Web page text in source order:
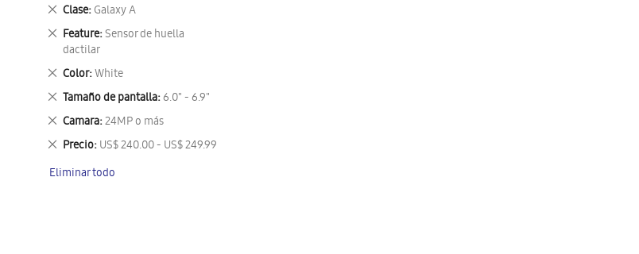
Clase Galaxy A
Eliminar
este
artículo
Feature Sensor de huella
dactilar
Eliminar
este
artículo
Color White
Eliminar
este
artículo
Tamaño de pantalla 6.0" - 6.9"
Eliminar
este
artículo
Camara 24MP o más
Eliminar
este
artículo
Precio US$ 240.00 - US$ 249.99
Eliminar
artículo
Eliminar todo